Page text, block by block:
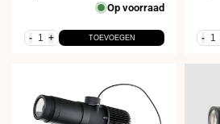
Op voorraad
- + TOEVOEGEN -